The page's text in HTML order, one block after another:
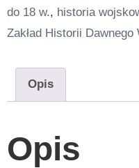
do 18 w., historia
Zakład Historii
Opis
Opis